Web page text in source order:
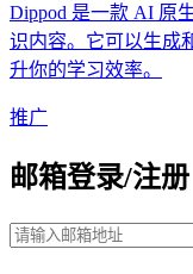
Dippod 是一款 AI 原
识内容。它可以生成
升你的学习效率。
推广
邮箱登录/注册